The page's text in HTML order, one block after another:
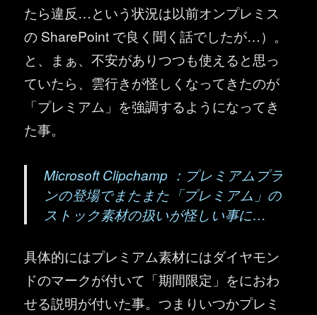
たら違反…という状況は以前オンプレミス
の SharePoint で良く聞く話でしたが…）。
と、まぁ、不安がありつつも使えると思っ
ていたら、雲行きが怪しくなってきたのが
「プレミアム」を強調するようになってき
た事。
Microsoft Clipchamp ：プレミアムプラ
ンの登場でまたまた「プレミアム」の
ストック素材の扱いが怪しい事に…
具体的にはプレミアム素材にはダイヤモン
ドのマークが付いて「期間限定」をにおわ
せる説明が付いた事。つまりいつかプレミ